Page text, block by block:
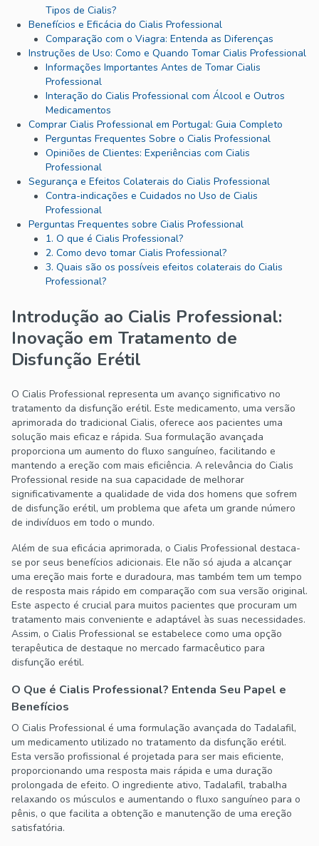
Tipos de Cialis?
Benefícios e Eficácia do Cialis Professional
Comparação com o Viagra: Entenda as Diferenças
Instruções de Uso: Como e Quando Tomar Cialis Professional
Informações Importantes Antes de Tomar Cialis
Professional
Interação do Cialis Professional com Álcool e Outros
Medicamentos
Comprar Cialis Professional em Portugal: Guia Completo
Perguntas Frequentes Sobre o Cialis Professional
Opiniões de Clientes: Experiências com Cialis
Professional
Segurança e Efeitos Colaterais do Cialis Professional
Contra-indicações e Cuidados no Uso de Cialis
Professional
Perguntas Frequentes sobre Cialis Professional
1. O que é Cialis Professional?
2. Como devo tomar Cialis Professional?
3. Quais são os possíveis efeitos colaterais do Cialis
Professional?
Introdução ao Cialis Professional:
Inovação em Tratamento de
Disfunção Erétil
O Cialis Professional representa um avanço significativo no
tratamento da disfunção erétil. Este medicamento, uma versão
aprimorada do tradicional Cialis, oferece aos pacientes uma
solução mais eficaz e rápida. Sua formulação avançada
proporciona um aumento do fluxo sanguíneo, facilitando e
mantendo a ereção com mais eficiência. A relevância do Cialis
Professional reside na sua capacidade de melhorar
significativamente a qualidade de vida dos homens que sofrem
de disfunção erétil, um problema que afeta um grande número
de indivíduos em todo o mundo.
Além de sua eficácia aprimorada, o Cialis Professional destaca-
se por seus benefícios adicionais. Ele não só ajuda a alcançar
uma ereção mais forte e duradoura, mas também tem um tempo
de resposta mais rápido em comparação com sua versão original.
Este aspecto é crucial para muitos pacientes que procuram um
tratamento mais conveniente e adaptável às suas necessidades.
Assim, o Cialis Professional se estabelece como uma opção
terapêutica de destaque no mercado farmacêutico para
disfunção erétil.
O Que é Cialis Professional? Entenda Seu Papel e
Benefícios
O Cialis Professional é uma formulação avançada do Tadalafil,
um medicamento utilizado no tratamento da disfunção erétil.
Esta versão profissional é projetada para ser mais eficiente,
proporcionando uma resposta mais rápida e uma duração
prolongada de efeito. O ingrediente ativo, Tadalafil, trabalha
relaxando os músculos e aumentando o fluxo sanguíneo para o
pênis, o que facilita a obtenção e manutenção de uma ereção
satisfatória.